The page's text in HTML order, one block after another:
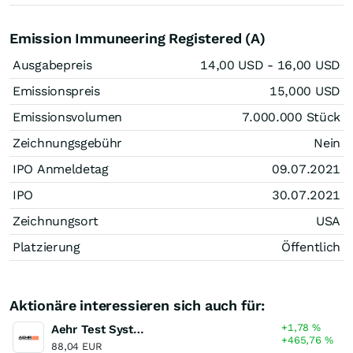
Emission Immuneering Registered (A)
Ausgabepreis 14,00 USD - 16,00 USD
Emissionspreis
15,000 USD
Emissionsvolumen
7.000.000 Stück
Zeichnungsgebühr
Nein
IPO Anmeldetag
09.07.2021
IPO
30.07.2021
Zeichnungsort
USA
Platzierung
Öffentlich
Aktionäre interessieren sich auch für:
Aehr Test Systems
88,04 EUR
+1,78%
+465,76 %